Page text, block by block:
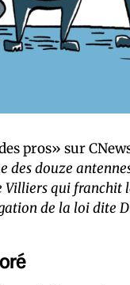
pros» sur
des douze
qui franchit
de la loi dite